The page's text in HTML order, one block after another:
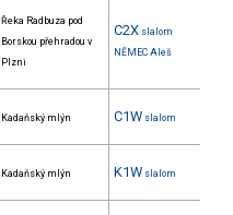
Řeka Radbuza pod
Borskou přehradou v
Plzni
C2X slalom
NĚMEC Aleš
Kadaňský mlýn C1W slalom
Kadaňský mlýn K1W slalom